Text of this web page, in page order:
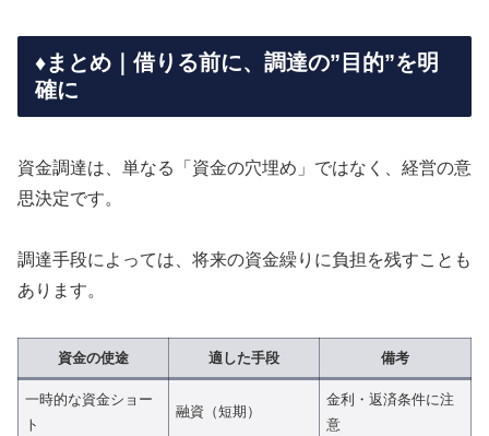
♦️まとめ｜借りる前に、調達の”目的”を明
確に
資金調達は、単なる「資金の穴埋め」ではなく、経営の意
思決定です。
調達手段によっては、将来の資金繰りに負担を残すことも
あります。
資金の使途 適した手段 備考
一時的な資金ショー
ト
融資（短期）
金利・返済条件に注
意